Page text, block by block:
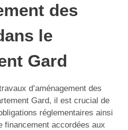
des
le
Gard
d’aménagement des
Gard, il est crucial de
réglementaires ainsi
financement accordées aux